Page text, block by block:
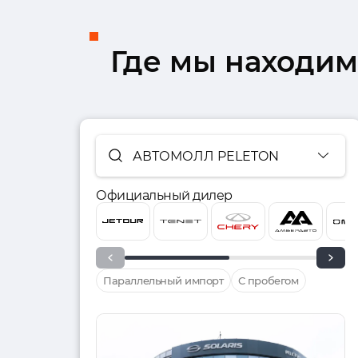
Где мы
АВТОМОЛЛ PELETON
Официальный дилер
Параллельный импорт С пробегом